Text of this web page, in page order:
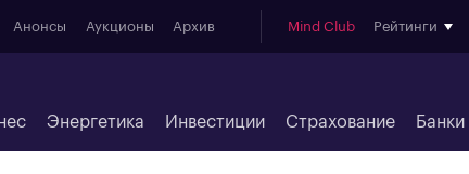
Анонсы Аукционы Архив Mind Club Рейтинги
Энергетика Инвестиции Страхование Банки